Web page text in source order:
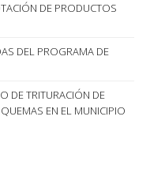
DE PRODUCTOS
DEL PROGRAMA DE
DE TRITURACIÓN DE
EN EL MUNICIPIO